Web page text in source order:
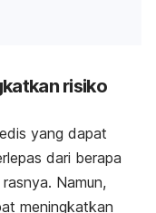
risiko
yang dapat
dari berapa
Namun,
meningkatkan